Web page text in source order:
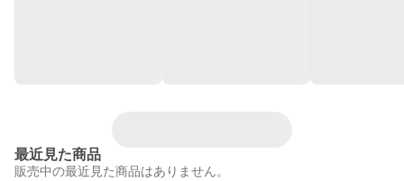
最近見た商品
販売中の最近見た商品はありません。